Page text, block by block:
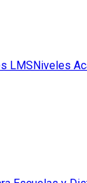
LMSNiveles